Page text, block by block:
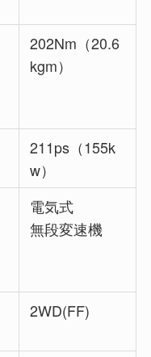
202Nm（20.6
kgm）
211ps（155k
w）
電気式
無段変速機
2WD(FF)